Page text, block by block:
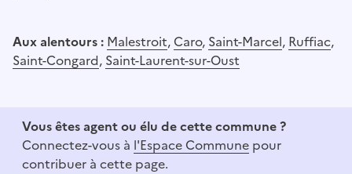
Aux alentours : Malestroit, Caro, Saint-Marcel, Ruffiac,
Saint-Congard, Saint-Laurent-sur-Oust
Vous êtes agent ou élu de cette commune ?
Connectez-vous à l'Espace Commune pour
contribuer à cette page.